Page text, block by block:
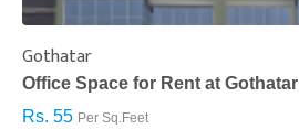
Gothatar
Office Space for Rent at Gothatar
Rs. 55 Per Sq.Feet